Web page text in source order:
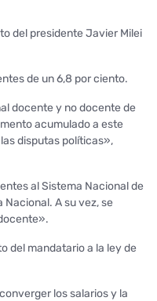
del presidente Javier Milei
de un 6,8 por ciento.
docente y no docente de
acumulado a este
disputas políticas»,
al Sistema Nacional de
A su vez, se
del mandatario a la ley de
los salarios y la